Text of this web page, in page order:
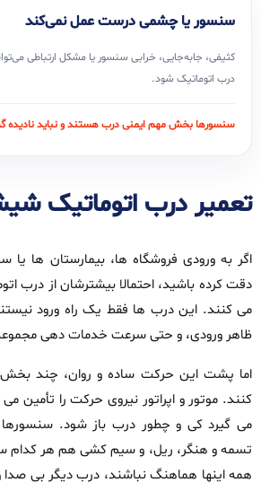
سنسور یا چشمی درست عمل نمی‌کند
کثیفی، جابه‌جایی، خرابی سنسور یا مشکل ارتباطی
درب اتوماتیک شود.
سنسورها بخش مهم ایمنی درب هستند و نباید نادیده
تعمیر درب اتوماتیک
اگر به ورودی فروشگاه‌ ها، بیمارستان‌ ها یا
دقت کرده باشید، احتمالا بیشترشان از درب
می‌ کنند. این درب‌ ها فقط یک راه ورود
ظاهر ورودی، و حتی سرعت خدمات‌ دهی مجموعه
اما پشت این حرکت ساده و روان، چند
کنند. موتور و اپراتور نیروی حرکت را تأمین
می‌ گیرد کی و چطور درب باز شود.
تسمه و هنگر، ریل، و سیم‌ کشی هم هر کدام
همه اینها هماهنگ نباشند، درب دیگر بی‌